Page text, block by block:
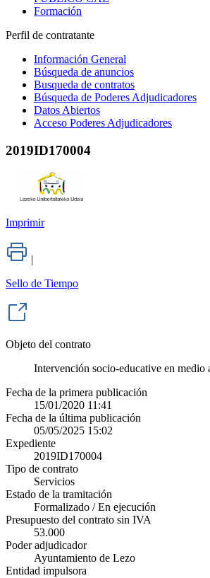
Formación
Perfil de contratante
Información General
Búsqueda de anuncios
Busqueda de contratos
Búsqueda de Poderes Adjudicadores
Datos Abiertos
Acceso Poderes Adjudicadores
2019ID170004
Imprimir
|
Sello de Tiempo
Objeto del contrato
Intervención socio-educative en medio
Fecha de la primera publicación
15/01/2020 11:41
Fecha de la última publicación
05/05/2025 15:02
Expediente
2019ID170004
Tipo de contrato
Servicios
Estado de la tramitación
Formalizado / En ejecución
Presupuesto del contrato sin IVA
53.000
Poder adjudicador
Ayuntamiento de Lezo
Entidad impulsora